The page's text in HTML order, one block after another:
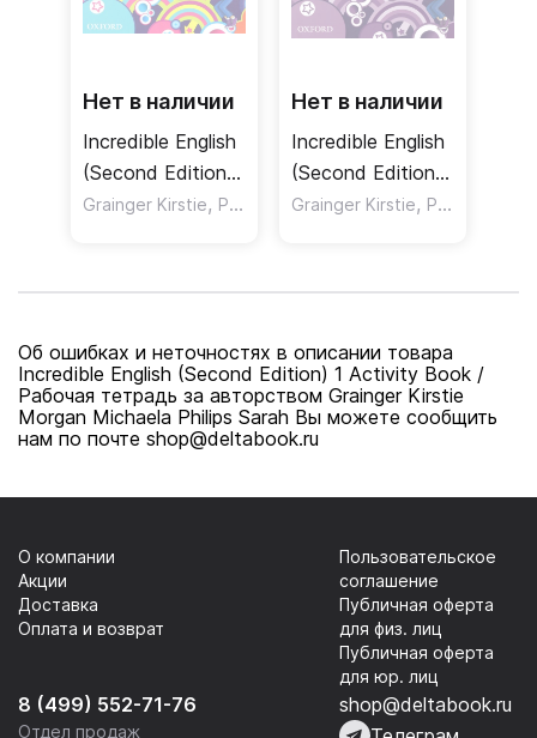
Нет в наличии
Incredible English
(Second Edition)
5 Class Book /
Grainger Kirstie, Phillips Sarah ,Redpath Peter
Нет в наличии
Incredible English
(Second Edition)
5 Activity Book /
Grainger Kirstie, Phillips Sarah
Об ошибках и неточностях в описании товара
Incredible English (Second Edition) 1 Activity Book /
Рабочая тетрадь за авторством Grainger Kirstie
Morgan Michaela Philips Sarah Вы можете сообщить
нам по почте shop@deltabook.ru
8 (499) 552-71-76
Отдел продаж
О компании
Акции
Доставка
Оплата и возврат
Пользовательское
соглашение
Публичная оферта
для физ. лиц
Публичная оферта
для юр. лиц
shop@deltabook.ru